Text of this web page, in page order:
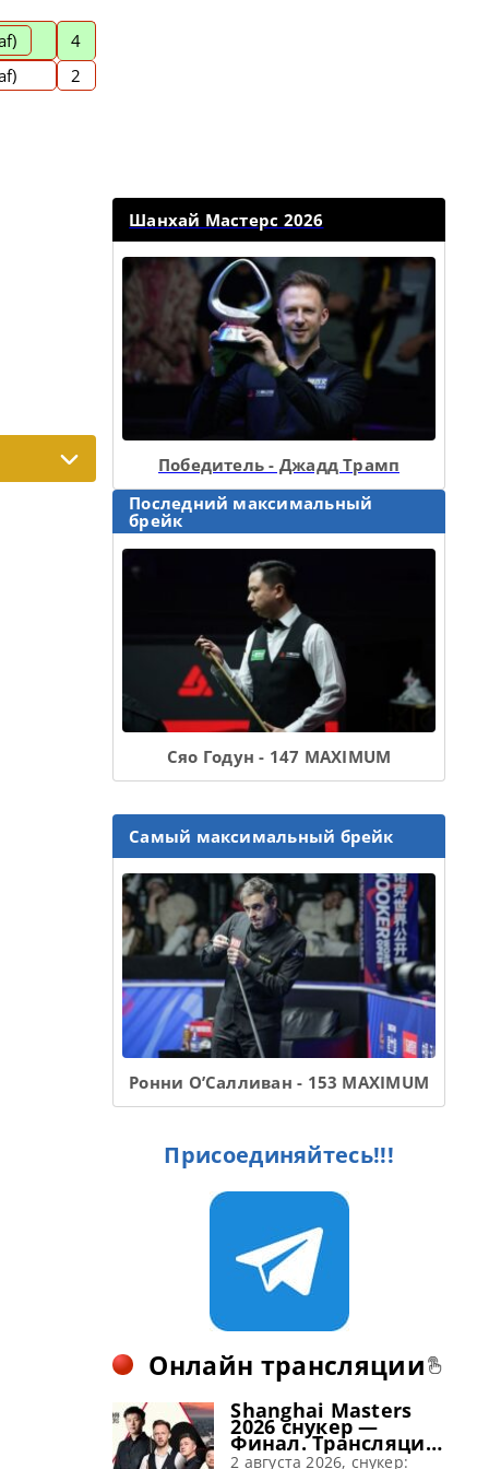
4
2
Шанхай Мастерс 2026
Победитель - Джадд Трамп
Последний максимальный
брейк
Сяо Годун - 147 MAXIMUM
Самый максимальный брейк
Ронни О’Салливан - 153 MAXIMUM
Присоединяйтесь!!!
Онлайн трансляции
Shanghai Masters
2026 снукер —
Финал. Трансляции
расписание
2 августа 2026, снукер: